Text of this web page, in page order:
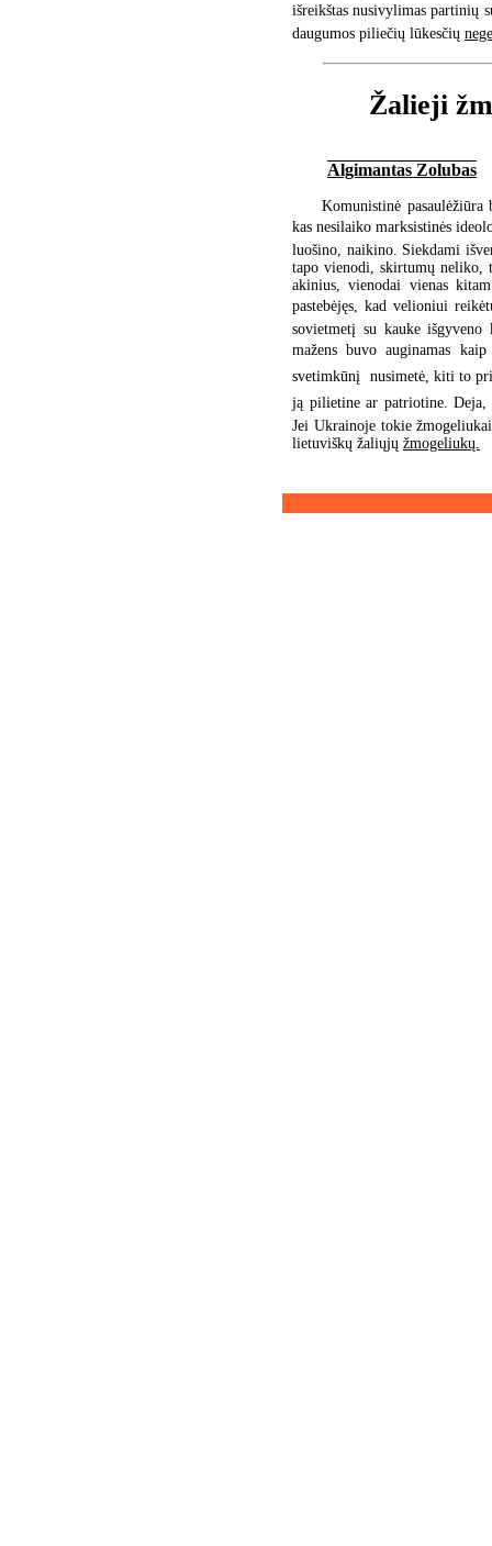
išreikštas nusivylimas partinių
daugumos piliečių lūkesčių
Žalieji
Algimantas Zolubas
Komunistinė
kas nesilaiko marksistinės
luošino, naikino. Siekdami
tapo vienodi, skirtumų neliko,
akinius, vienodai vienas
pastebėjęs, kad velioniui
sovietmetį su kauke
mažens buvo auginamas
svetimkūnį  nusimetė, kiti to
ją pilietine ar patriotine. Deja,
Jei Ukrainoje tokie
lietuviškų žaliųjų žmogeliukų.